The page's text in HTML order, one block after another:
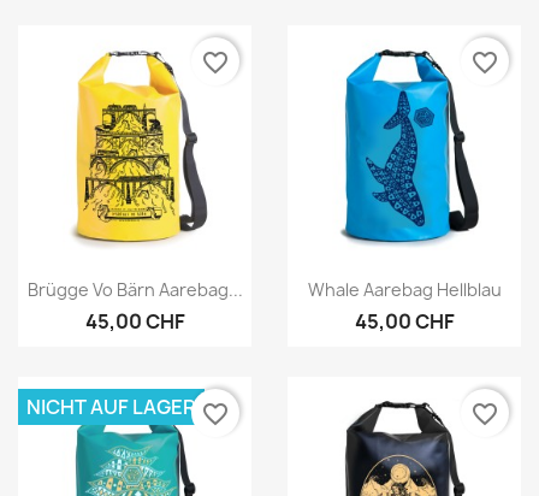
Vorschau
Brügge Vo Bärn Aarebag...
45,00 CHF
favorite_border
Vorschau
Whale Aarebag Hellblau
45,00 CHF
favorite_border
NICHT AUF LAGER favorite_border favorite_border